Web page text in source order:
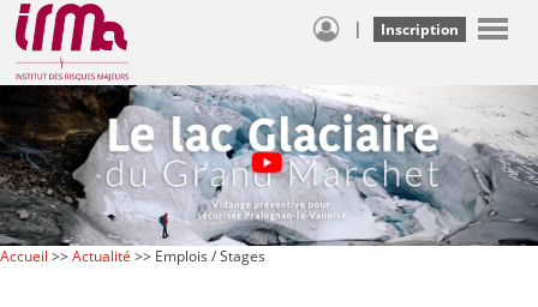
| Inscription
Accueil >>Actualité >> Emplois / Stages